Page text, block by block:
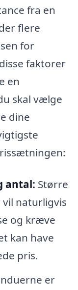
fra en
flere
for
faktorer
en
skal vælge
dine
antal: Større
naturligvis
og kræve
kan have
pris.
er